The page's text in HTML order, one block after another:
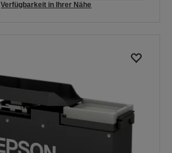
Verfügbarkeit in Ihrer Nähe